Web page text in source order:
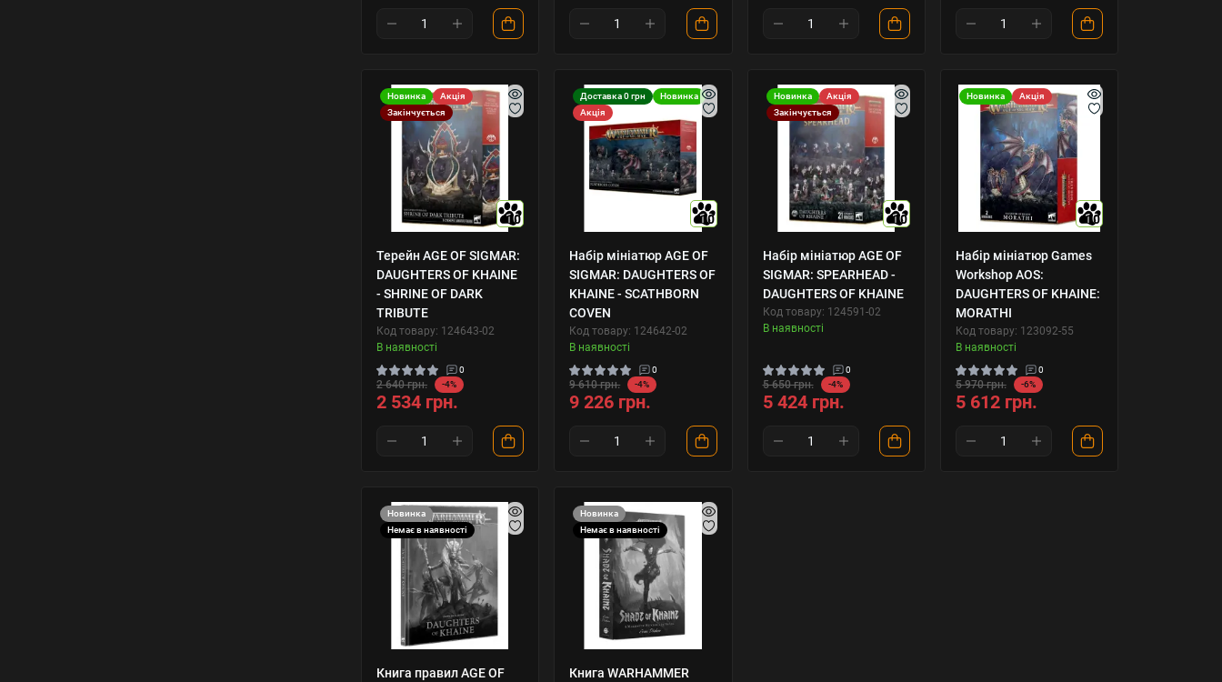
Новинка
Акція
Закінчується
10
Терейн AGE OF SIGMAR:
DAUGHTERS OF KHAINE
- SHRINE OF DARK
TRIBUTE
Код товару: 124643-02
В наявності
0
2 640 грн. -4%
2 534 грн.
Доставка 0 грн
Новинка
Акція
10
Набір мініатюр AGE OF
SIGMAR: DAUGHTERS OF
KHAINE - SCATHBORN
COVEN
Код товару: 124642-02
В наявності
0
9 610 грн. -4%
9 226 грн.
Новинка
Акція
Закінчується
10
Набір мініатюр AGE OF
SIGMAR: SPEARHEAD -
DAUGHTERS OF KHAINE
Код товару: 124591-02
В наявності
0
5 650 грн. -4%
5 424 грн.
Новинка Акція
10
Набір мініатюр Games
Workshop AOS:
DAUGHTERS OF KHAINE:
MORATHI
Код товару: 123092-55
В наявності
0
5 970 грн. -6%
5 612 грн.
Новинка
Немає в наявності
Книга правил AGE OF
Новинка
Немає в наявності
Книга WARHAMMER